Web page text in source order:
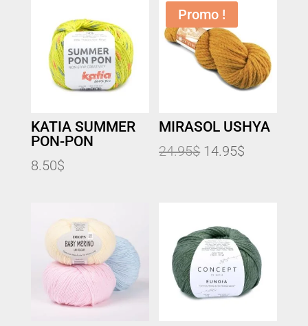
KATIA SUMMER
PON-PON
8.50$
Promo !
MIRASOL USHYA
24.95$ Le
24.95$.
14.95$